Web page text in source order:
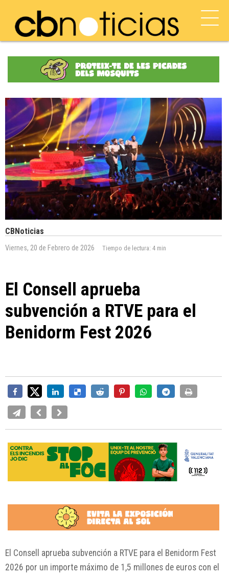
CBNoticias
Viernes, 20 de Febrero de 2026 Tiempo de lectura: 4 min
El Consell aprueba
subvención a RTVE para el
Benidorm Fest 2026
El Consell aprueba subvención a RTVE para el Benidorm Fest
2026 por un importe máximo de 1,5 millones de euros con el